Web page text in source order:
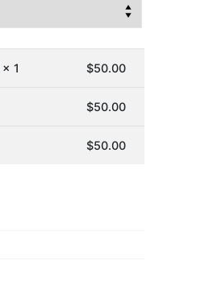
x 1 $50.00
$50.00
$50.00